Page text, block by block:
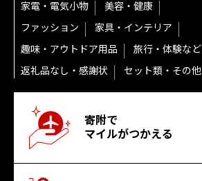
家電・電気小物
美容・健康
ファッション
家具・インテリア
趣味・アウトドア用品
旅行・体験など
返礼品なし・感謝状
セット類・その他
寄附で
マイルがつかえる